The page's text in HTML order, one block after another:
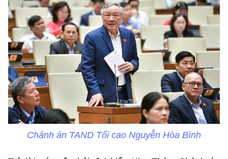
Chánh án TAND Tối cao Nguyễn Hòa Bình